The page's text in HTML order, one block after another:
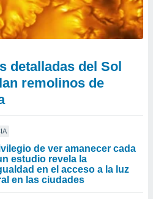
detalladas del Sol
remolinos de
de ver amanecer cada
estudio revela la
en el acceso a la luz
en las ciudades